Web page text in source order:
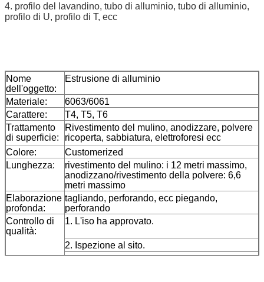
4. profilo del lavandino, tubo di alluminio, tubo di alluminio,
profilo di U, profilo di T, ecc
Nome
dell'oggetto:
Estrusione di alluminio
Materiale:
6063/6061
Carattere:
T4, T5, T6
Trattamento
di superficie:
Rivestimento del mulino, anodizzare, polvere
ricoperta, sabbiatura, elettroforesi ecc
Colore:
Customerized
Lunghezza:
rivestimento del mulino: i 12 metri massimo,
anodizzano/rivestimento della polvere: 6,6
metri massimo
Elaborazione
profonda:
tagliando, perforando, ecc piegando,
perforando
Controllo di
qualità:
1. L'iso ha approvato.
2. Ispezione al sito.
3. Ispezione prima di trasporto.